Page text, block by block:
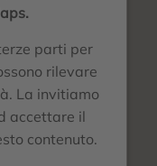
parti per
rilevare
La invitiamo
accettare il
contenuto.